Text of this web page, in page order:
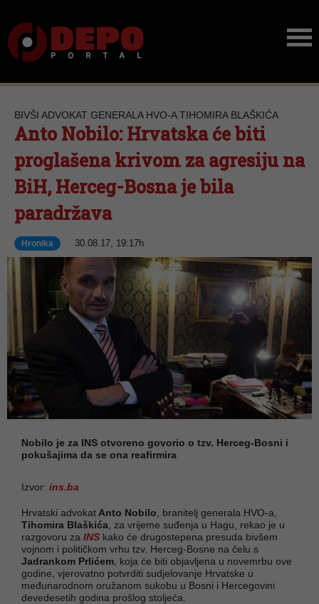
BIVŠI ADVOKAT GENERALA HVO-A TIHOMIRA BLAŠKIĆA
Anto Nobilo: Hrvatska će biti
proglašena krivom za agresiju na
BiH, Herceg-Bosna je bila
paradržava
Hronika 30.08.17, 19:17h
Nobilo je za INS otvoreno govorio o tzv. Herceg-Bosni i
pokušajima da se ona reafirmira
Izvor: ins.ba
Hrvatski advokat Anto Nobilo , branitelj generala HVO-a,
Tihomira Blaškića , za vrijeme suđenja u Hagu, rekao je u
razgovoru za INS kako će drugostepena presuda bivšem
vojnom i političkom vrhu tzv. Herceg-Bosne na čelu s
Jadrankom Prlićem , koja će biti objavljena u novemrbu ove
godine, vjerovatno potvrditi sudjelovanje Hrvatske u
međunarodnom oružanom sukobu u Bosni i Hercegovini
devedesetih godina prošlog stoljeća.